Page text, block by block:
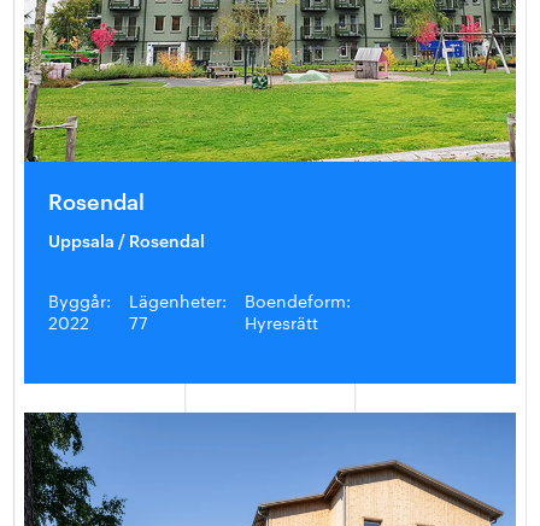
Rosendal
Uppsala / Rosendal
Byggår:
2022
Lägenheter:
77
Boendeform:
Hyresrätt